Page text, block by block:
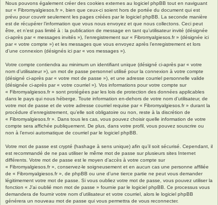
Nous pouvons également créer des cookies externes au logiciel phpBB tout en naviguant
sur « Fibromyalgiesos.fr », bien que ceux-ci soient hors de portée du document qui est
prévu pour couvrir seulement les pages créées par le logiciel phpBB. La seconde manière
est de récupérer l’information que vous nous envoyez et que nous collectons. Ceci peut
être, et n’est pas limité à : la publication de message en tant qu’utilisateur invité (désignée
ci-après par « messages invités »), l’enregistrement sur « Fibromyalgiesos.fr » (désignée ici
par « votre compte ») et les messages que vous envoyez après l’enregistrement et lors
d’une connexion (désignés ici par « vos messages »).
Votre compte contiendra au minimum un identifiant unique (désigné ci-après par « votre
nom d’utilisateur »), un mot de passe personnel utilisé pour la connexion à votre compte
(désigné ci-après par « votre mot de passe »), et une adresse courriel personnelle valide
(désignée ci-après par « votre courriel »). Vos informations pour votre compte sur
« Fibromyalgiesos.fr » sont protégées par les lois de protection des données applicables
dans le pays qui nous héberge. Toute information en-dehors de votre nom d’utilisateur, de
votre mot de passe et de votre adresse courriel requise par « Fibromyalgiesos.fr » durant la
procédure d’enregistrement, qu’elle soit obligatoire ou non, reste à la discrétion de
« Fibromyalgiesos.fr ». Dans tous les cas, vous pouvez choisir quelle information de votre
compte sera affichée publiquement. De plus, dans votre profil, vous pouvez souscrire ou
non à l’envoi automatique de courriel par le logiciel phpBB.
Votre mot de passe est crypté (hashage à sens unique) afin qu’il soit sécurisé. Cependant, il
est recommandé de ne pas utiliser le même mot de passe sur plusieurs sites Internet
différents. Votre mot de passe est le moyen d’accès à votre compte sur
« Fibromyalgiesos.fr », conservez-le soigneusement et en aucun cas une personne affiliée
de « Fibromyalgiesos.fr », de phpBB ou une d’une tierce partie ne peut vous demander
légitimement votre mot de passe. Si vous oubliez votre mot de passe, vous pouvez utiliser la
fonction « J’ai oublié mon mot de passe » fournie par le logiciel phpBB. Ce processus vous
demandera de fournir votre nom d’utilisateur et votre courriel, alors le logiciel phpBB
générera un nouveau mot de passe qui vous permettra de vous reconnecter.